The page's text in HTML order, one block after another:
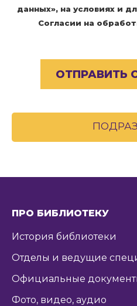
данных», на условиях и
Согласии на
ПРО БИБЛИОТЕКУ
История библиотеки
Отделы и ведущие
Официальные
Фото, видео, аудио